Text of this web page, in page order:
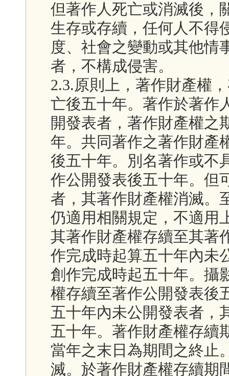
但著作人死亡或消滅後，
生存或存續，任何人不得
度、社會之變動或其他情
者，不構成侵害。
2.3.原則上，著作財產權
亡後五十年。著作於著作
開發表者，著作財產權之
年。共同著作之著作財產
後五十年。別名著作或不
作公開發表後五十年。但
者，其著作財產權消滅。
仍適用相關規定，不適用
其著作財產權存續至其著
作完成時起算五十年內未
創作完成時起五十年。攝
權存續至著作公開發表後
五十年內未公開發表者，
五十年。著作財產權存續
當年之末日為期間之終止
滅。於著作財產權存續期